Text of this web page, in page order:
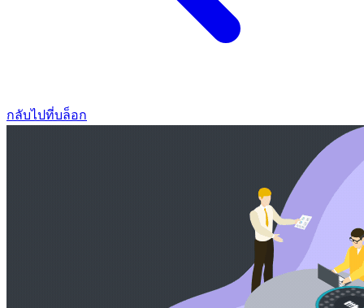
กลับไปที่บล็อก